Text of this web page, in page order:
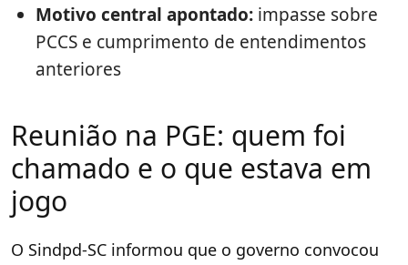
Motivo central apontado: impasse sobre
PCCS e cumprimento de entendimentos
anteriores
Reunião na PGE: quem foi
chamado e o que estava em
jogo
O Sindpd-SC informou que o governo convocou